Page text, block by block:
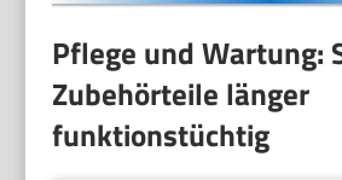
Pflege und Wartung:
Zubehörteile länger
funktionstüchtig